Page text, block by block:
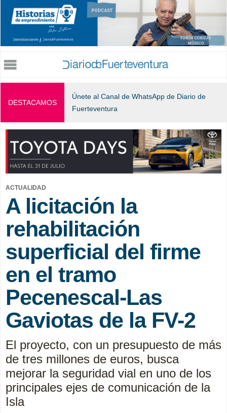
Jump to navigation
DESTACAMOS
Únete al Canal de WhatsApp de Diario de
Fuerteventura
ACTUALIDAD
A licitación la
rehabilitación
superficial del firme
en el tramo
Pecenescal-Las
Gaviotas de la FV-2
El proyecto, con un presupuesto de más
de tres millones de euros, busca
mejorar la seguridad vial en uno de los
principales ejes de comunicación de la
Isla